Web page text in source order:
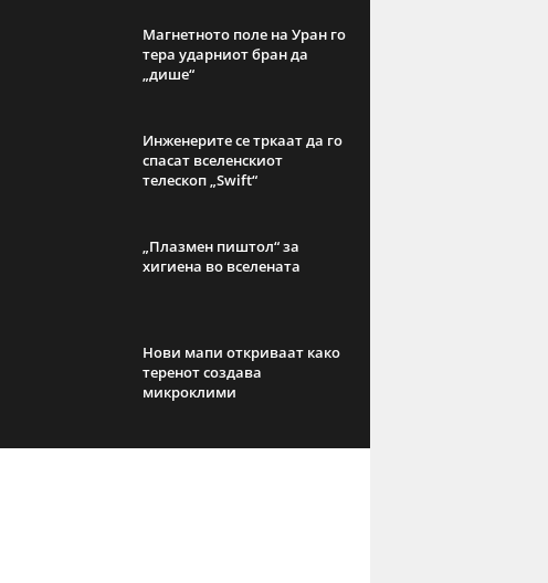
Магнетното поле на Уран го
тера ударниот бран да
„дише“
Инженерите се тркаат да го
спасат вселенскиот
телескоп „Swift“
„Плазмен пиштол“ за
хигиена во вселената
Нови мапи откриваат како
теренот создава
микроклими